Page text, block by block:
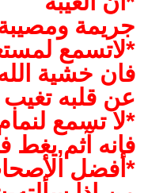
جريمة
*لاتسمع
فان خشية
عن قلبه تغيب
*لا تسمع
فانه آثم,يغط
*أفضل